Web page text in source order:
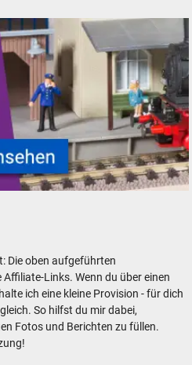
Die oben aufgeführten
Links. Wenn du über einen
ich eine kleine Provision - für dich
So hilfst du mir dabei,
Fotos und Berichten zu füllen.